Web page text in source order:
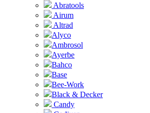
Abratools
Airum
Altrad
Alyco
Ambrosol
Ayerbe
Bahco
Base
Bee-Work
Black & Decker
Candy